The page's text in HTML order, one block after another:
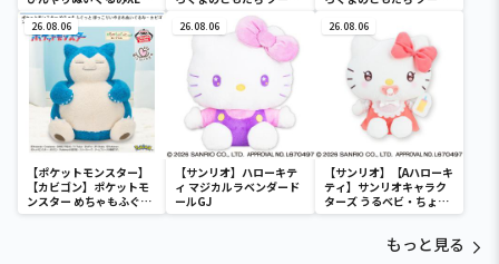
レミアム Part3
26.08.06
【ポケットモンスター】
【カビゴン】ポケットモ
ンスター めちゃもふぐっ
と ほっこりいやされぬい
26.08.06
【サンリオ】ハローキテ
ィ マジカルラベンダード
ールGJ
26.08.06
【サンリオ】【Aハローキ
ティ】サンリオキャラク
ターズ うるベビ・ちょい
デカドール
もっと見る